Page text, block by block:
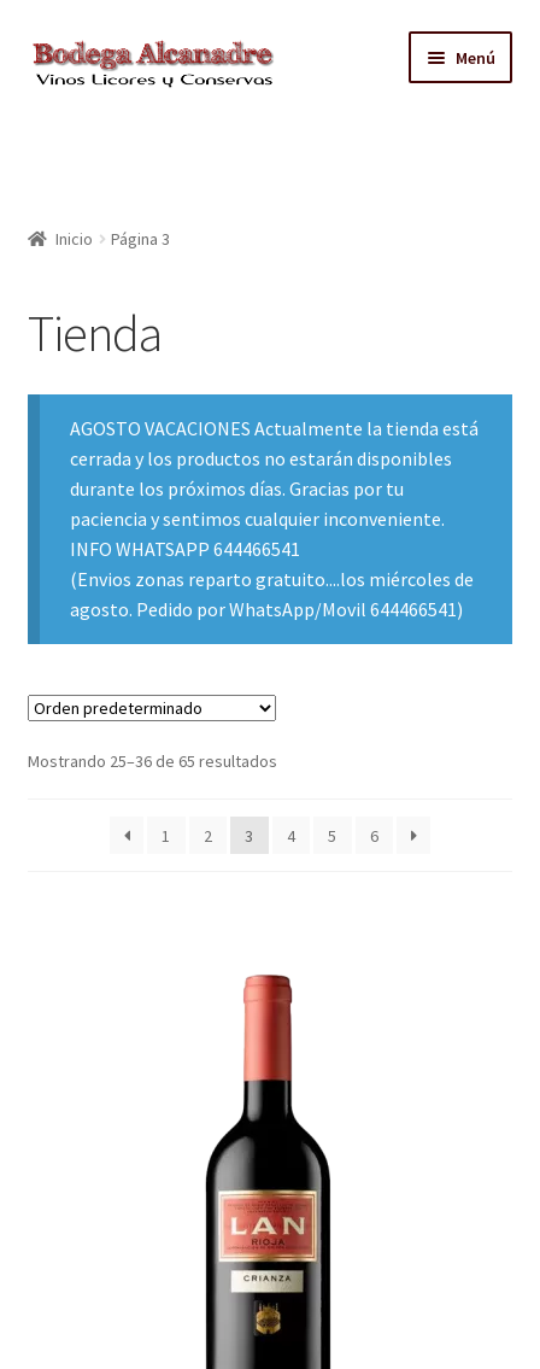
Ir
Ir
al
Menú
CAJAS CON GRIFO
ACEITE
ZONAS REPARTO GRATUITO Y CONDICIONES
Inicio Página 3
Tienda
AGOSTO VACACIONES Actualmente la tienda está
cerrada y los productos no estarán disponibles
durante los próximos días. Gracias por tu
paciencia y sentimos cualquier inconveniente.
INFO WHATSAPP 644466541
(Envios zonas reparto gratuito....los miércoles de
agosto. Pedido por WhatsApp/Movil 644466541)
Mostrando 25–36 de 65 resultados
1 2 3 4 5 6